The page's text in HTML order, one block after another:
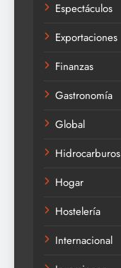
Espectáculos
Exportaciones
Finanzas
Gastronomía
Global
Hidrocarburos
Hogar
Hostelería
Internacional